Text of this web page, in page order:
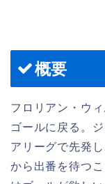
概要
フロリアン・ウ
ゴールに戻る。
アリーグで先発
から出番を待つ